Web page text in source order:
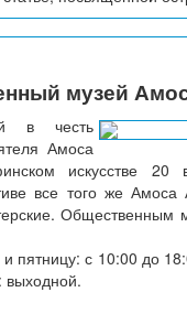
музей
в честь
Амоса
искусстве 20
все того же Амоса
Общественным
пятницу: с 10:00 до
выходной.